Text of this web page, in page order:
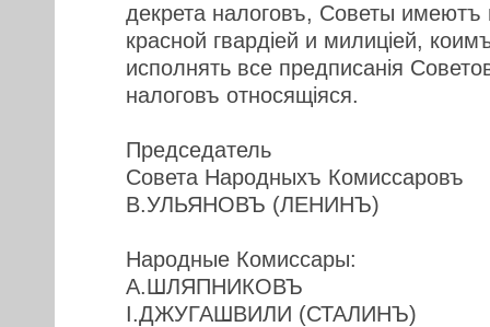
декрета налоговъ, Советы имеютъ
красной гвардiей и милицiей,
исполнять все предписанiя
налоговъ относящiяся.
Председатель
Совета Народныхъ Комиссаровъ
В.УЛЬЯНОВЪ (ЛЕНИНЪ)
Народные Комиссары:
А.ШЛЯПНИКОВЪ
I.ДЖУГАШВИЛИ (СТАЛИНЪ)